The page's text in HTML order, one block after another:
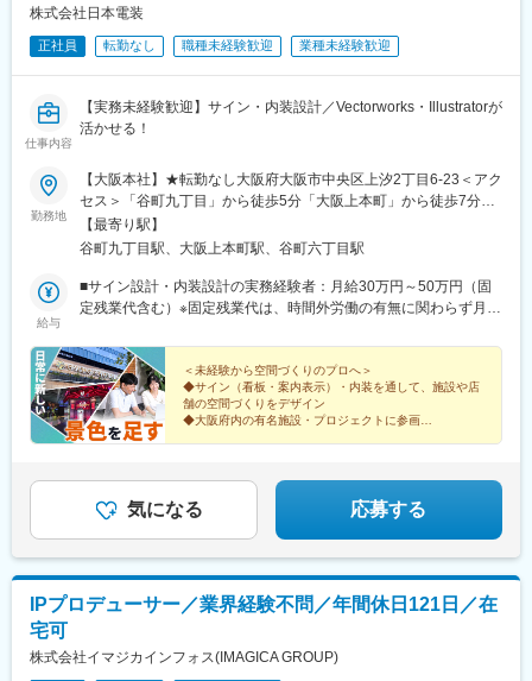
株式会社日本電装
正社員 転勤なし 職種未経験歓迎 業種未経験歓迎
仕事内容
【実務未経験歓迎】サイン・内装設計／Vectorworks・Illustratorが
活かせる！
勤務地
【大阪本社】★転勤なし大阪府大阪市中央区上汐2丁目6-23＜アク
セス＞「谷町九丁目」から徒歩5分「大阪上本町」から徒歩7分※
受動喫煙対策あり：社内分煙※直行直帰可能
【最寄り駅】
谷町九丁目駅、大阪上本町駅、谷町六丁目駅
給与
■サイン設計・内装設計の実務経験者：月給30万円～50万円（固
定残業代含む）※固定残業代は、時間外労働の有無に関わらず月
ない場合も支給し、超過分は別途支給する。■未経験者：月給24
万円～（固定残業代含む）※固定残業代は、時間外労働の有無に関
わらず月30時間分を、月4万5700円～支給固定残業代は残業がな
い場合も支給し、超過分は別途支給する。※月給は、スキル・実績
に応じて優遇します。
＜未経験から空間づくりのプロへ＞
◆サイン（看板・案内表示）・内装を通して、施設や店
舗の空間づくりをデザイン
◆大阪府内の有名施設・プロジェクトに参画
気になる 応募する
IPプロデューサー／業界経験不問／年間休日121日／在
宅可
株式会社イマジカインフォス(IMAGICA GROUP)